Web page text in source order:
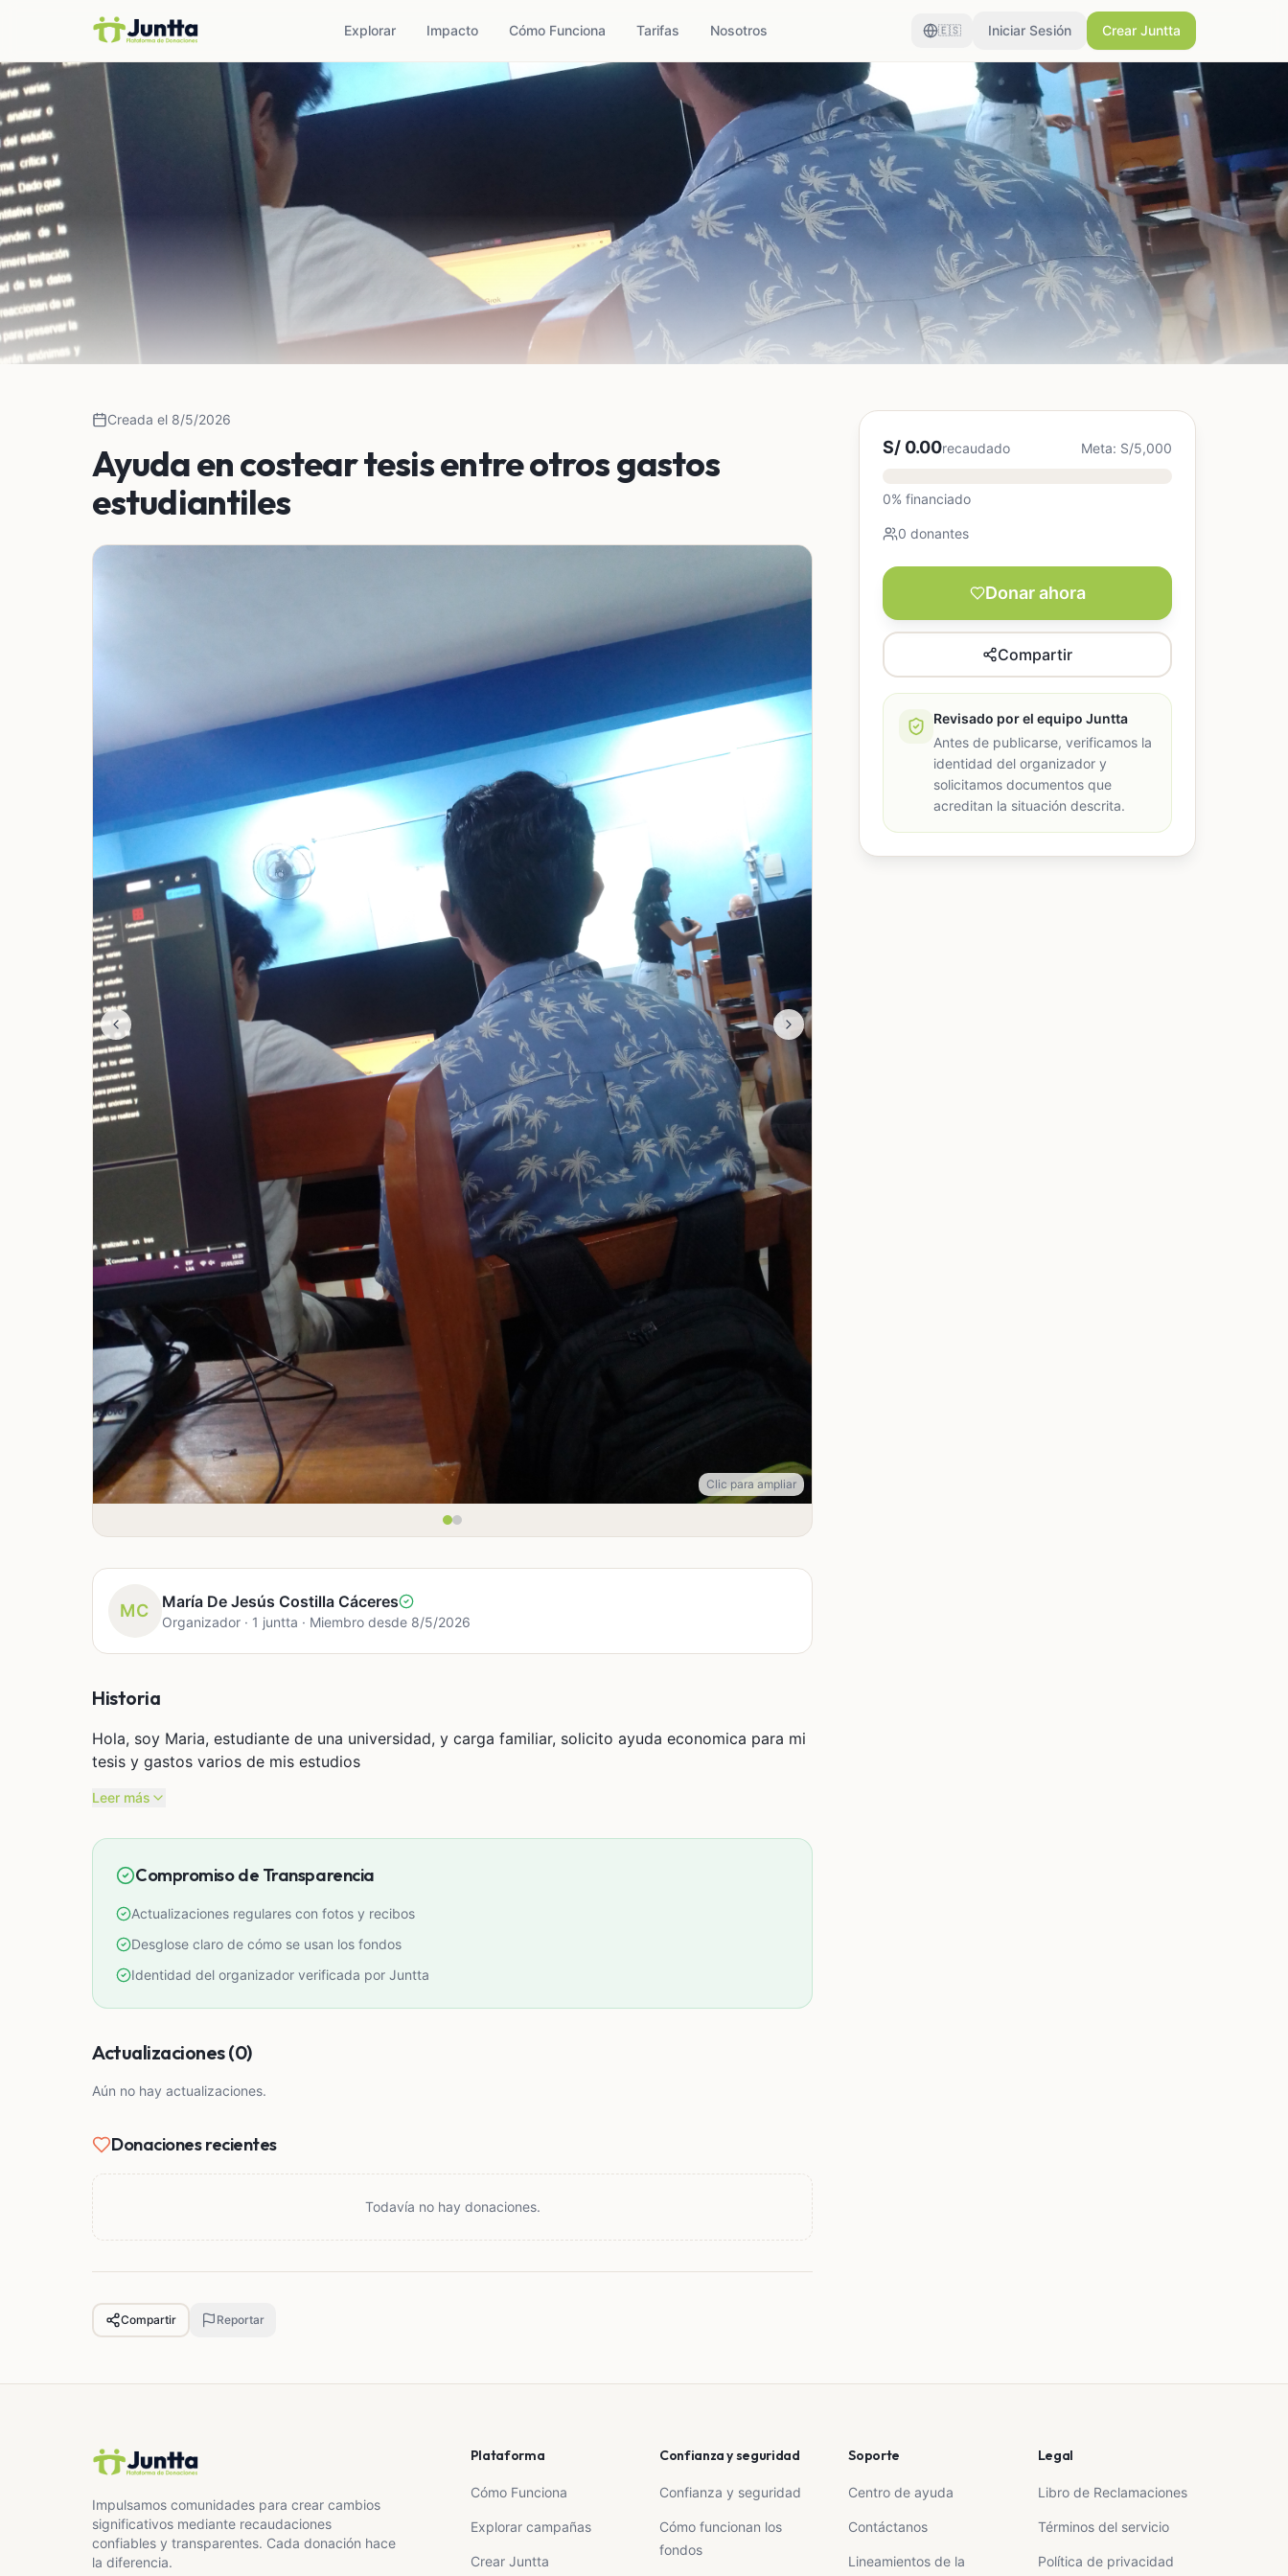
Explorar Impacto Cómo Funciona Tarifas Nosotros 🇪🇸 Iniciar Sesión Crear Juntta
Creada el 8/5/2026
Ayuda en costear tesis entre otros gastos
estudiantiles
Clic para ampliar
MC María De Jesús Costilla Cáceres
Organizador · 1 juntta · Miembro desde 8/5/2026
Historia
Hola, soy Maria, estudiante de una universidad, y carga familiar, solicito ayuda economica para mi
tesis y gastos varios de mis estudios
Leer más
Compromiso de Transparencia
Actualizaciones regulares con fotos y recibos
Desglose claro de cómo se usan los fondos
Identidad del organizador verificada por Juntta
Actualizaciones (0)
Aún no hay actualizaciones.
Donaciones recientes
Todavía no hay donaciones.
Compartir Reportar
S/ 0.00recaudado Meta: S/5,000
0% financiado
0 donantes
Donar ahora
Compartir
Revisado por el equipo Juntta
Antes de publicarse, verificamos la
identidad del organizador y
solicitamos documentos que
acreditan la situación descrita.
Impulsamos comunidades para crear cambios
significativos mediante recaudaciones
confiables y transparentes. Cada donación hace
la diferencia.
Plataforma
Cómo Funciona
Explorar campañas
Crear Juntta
Confianza y seguridad
Confianza y seguridad
Cómo funcionan los
fondos
Soporte
Centro de ayuda
Contáctanos
Lineamientos de la
Legal
Libro de Reclamaciones
Términos del servicio
Política de privacidad